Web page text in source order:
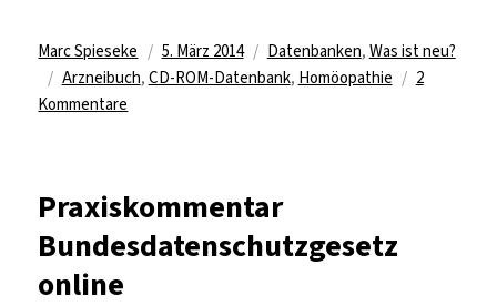
Autor
Marc Spieseke
Veröffentlicht
am
5. März 2014 Kategorien
Datenbanken, Was ist neu?
Schlagwörter
Arzneibuch, CD-ROM-Datenbank, Homöopathie
2
Kommentare
Homöopathisches
Arzneibuch
Praxiskommentar
Bundesdatenschutzgesetz
online